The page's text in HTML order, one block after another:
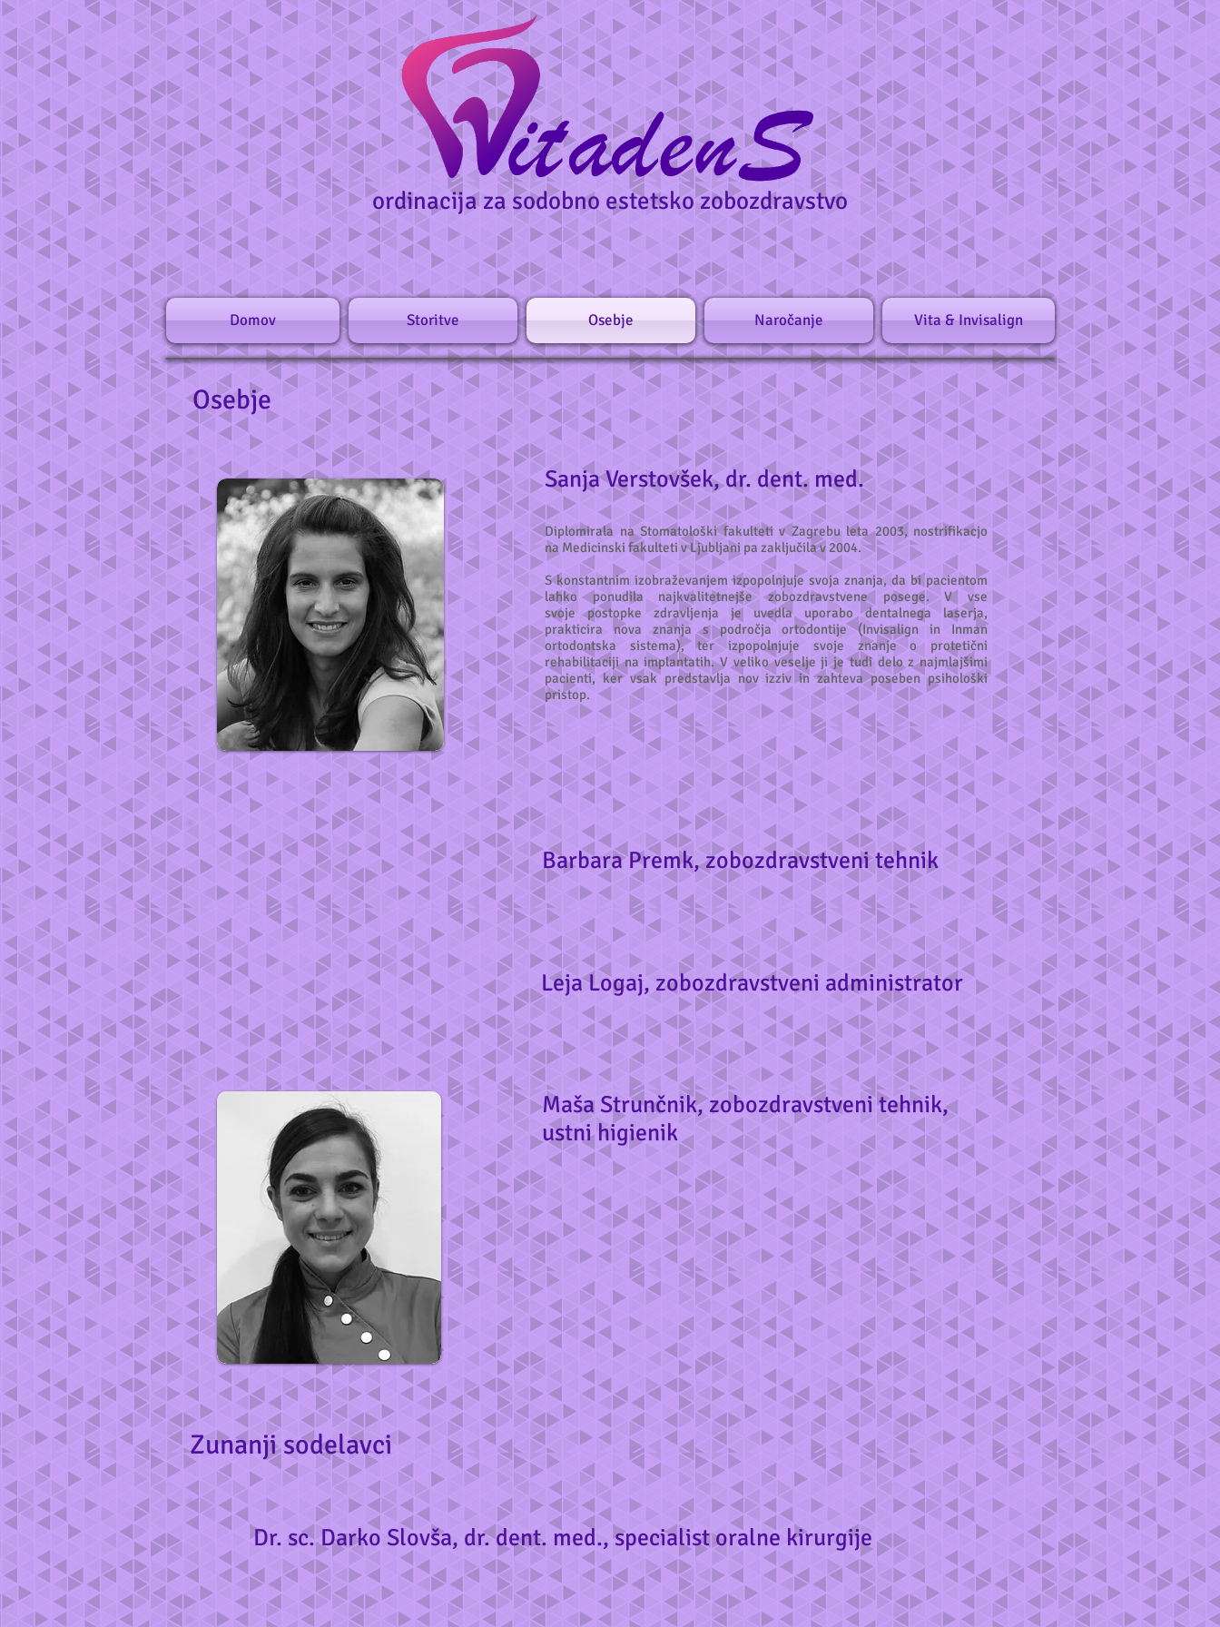
ordinacija za sodobno estetsko zobozdravstvo
Domov Storitve Osebje Naročanje Vita & Invisalign
Osebje
Sanja Verstovšek, dr. dent. med.
Diplomirala na Stomatološki fakulteti v Zagrebu leta 2003, nostrifikacjo
na Medicinski fakulteti v Ljubljani pa zaključila v 2004.
S konstantnim izobraževanjem izpopolnjuje svoja znanja, da bi pacientom
lahko ponudila najkvalitetnejše zobozdravstvene posege. V vse
svoje postopke zdravljenja je uvedla uporabo dentalnega laserja,
prakticira nova znanja s področja ortodontije (Invisalign in Inman
ortodontska sistema), ter izpopolnjuje svoje znanje o protetični
rehabilitaciji na implantatih. V veliko veselje ji je tudi delo z najmlajšimi
pacienti, ker vsak predstavlja nov izziv in zahteva poseben psihološki
pristop.
Barbara Premk, zobozdravstveni tehnik
Leja Logaj, zobozdravstveni administrator
Maša Strunčnik, zobozdravstveni tehnik,
ustni higienik
Zunanji sodelavci
Dr. sc. Darko Slovša, dr. dent. med., specialist oralne kirurgije